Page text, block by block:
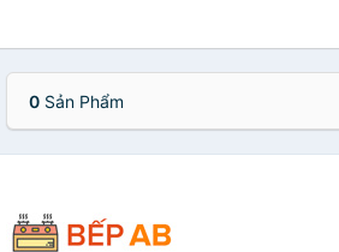
0 Sản Phẩm